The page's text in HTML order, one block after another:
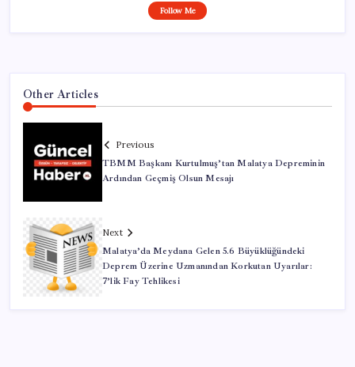
Follow Me
Other Articles
Previous
TBMM Başkanı Kurtulmuş’tan Malatya Depreminin
Ardından Geçmiş Olsun Mesajı
Next
Malatya’da Meydana Gelen 5.6 Büyüklüğündeki
Deprem Üzerine Uzmanından Korkutan Uyarılar:
7’lik Fay Tehlikesi